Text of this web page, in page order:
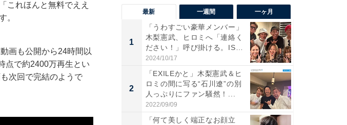
これほんと無料でええ
。
画も公開から24時間以
点で約2400万再生とい
次回で完結のようで
最新 一週間 一ヶ月
1
「うわすごい豪華メンバー」
木梨憲武、ヒロミへ「連絡く
ださい！」呼び掛ける。IS
S...
2024/10/17
2
「EXILEかと」木梨憲武＆ヒ
ロミの間に写る“石川遼”の別
人っぷりにファン騒然！...
2022/09/09
「何て美しく端正なお顔立